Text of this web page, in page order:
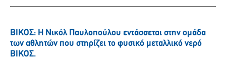
ΒΙΚΟΣ: Η Νικόλ Παυλοπούλου εντάσσεται στην ομάδα
των αθλητών που στηρίζει το φυσικό μεταλλικό νερό
ΒΙΚΟΣ.